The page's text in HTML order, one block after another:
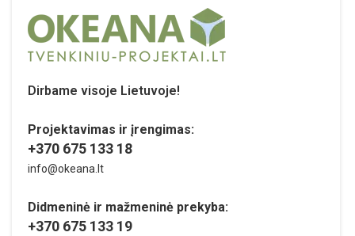
Dirbame visoje Lietuvoje!
Projektavimas ir įrengimas:
+370 675 133 18
info@okeana.lt
Didmeninė ir mažmeninė prekyba:
+370 675 133 19